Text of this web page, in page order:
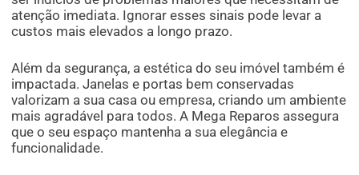
atenção imediata. Ignorar esses sinais pode levar a
custos mais elevados a longo prazo.
Além da segurança, a estética do seu imóvel também é
impactada. Janelas e portas bem conservadas
valorizam a sua casa ou empresa, criando um ambiente
mais agradável para todos. A Mega Reparos assegura
que o seu espaço mantenha a sua elegância e
funcionalidade.